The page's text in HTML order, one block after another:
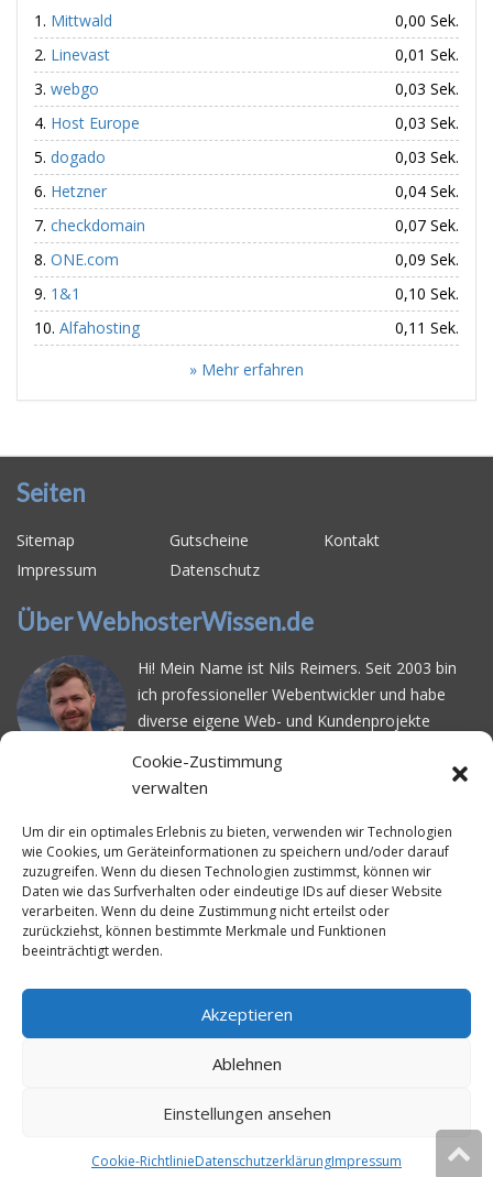
Cookie-Zustimmung
verwalten
Um dir ein optimales Erlebnis zu bieten, verwenden wir Technologien
wie Cookies, um Geräteinformationen zu speichern und/oder darauf
zuzugreifen. Wenn du diesen Technologien zustimmst, können wir
Daten wie das Surfverhalten oder eindeutige IDs auf dieser Website
verarbeiten. Wenn du deine Zustimmung nicht erteilst oder
zurückziehst, können bestimmte Merkmale und Funktionen
beeinträchtigt werden.
Akzeptieren
Ablehnen
Einstellungen ansehen
Cookie-RichtlinieDatenschutzerklärungImpressum
Mittwald
0,00 Sek.
Linevast
0,01 Sek.
webgo
0,03 Sek.
Host Europe
0,03 Sek.
dogado
0,03 Sek.
Hetzner
0,04 Sek.
checkdomain
0,07 Sek.
ONE.com
0,09 Sek.
1&1
0,10 Sek.
Alfahosting
0,11 Sek.
» Mehr erfahren
Seiten
Sitemap Gutscheine
Kontakt
Impressum
Datenschutz
Über WebhosterWissen.de
Hi! Mein Name ist Nils Reimers. Seit 2003 bin
ich professioneller Webentwickler und habe
diverse eigene Web- und Kundenprojekte
schwierig ist gutes Webhosting zu finden: Bei
vielen Anbietern ärgert man sich über
Serverausfälleoder überlangsame
Ladezeiten. Deswegen habe ich im Mai 2016
angefangen, die bekanntesten Webhoster
systematisch zu testen und deren
Erreichbarkeit und Ladezeit für eine typische
Website basierend auf dem beliebten CMS-
System WordPress zu protokollieren. Auf
WebhosterWissen.de werte ich diese
Messungen kontinuierlich aus und gebe euch
unabhängige Empfehlungen für den idealen
© 2026WebhosterWissen.de
Diese Website verwendet Cookies. Ok Weitere Infos